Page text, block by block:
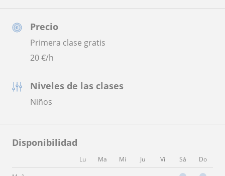
Precio
Primera clase gratis
20€/h
Niveles de las clases
Niños
Disponibilidad
Lu Ma Mi Ju Vi Sá Do